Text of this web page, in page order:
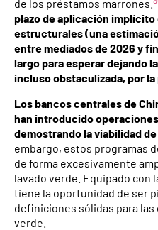
de los préstamos marrones.
plazo de aplicación implícito
estructurales (una
entre mediados de 2026 y
largo para esperar dejando
incluso obstaculizada, por
Los bancos centrales de
han introducido
demostrando la viabilidad
embargo, estos programas
de forma excesivamente
lavado verde. Equipado con
tiene la oportunidad de ser
definiciones sólidas para
verde.